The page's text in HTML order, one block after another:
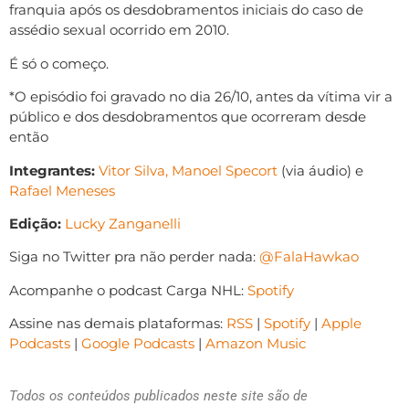
franquia após os desdobramentos iniciais do caso de
assédio sexual ocorrido em 2010.
É só o começo.
*O episódio foi gravado no dia 26/10, antes da vítima vir a
público e dos desdobramentos que ocorreram desde
então
Integrantes: Vitor Silva, Manoel Specort (via áudio) e
Rafael Meneses
Edição: Lucky Zanganelli
Siga no Twitter pra não perder nada: @FalaHawkao
Acompanhe o podcast Carga NHL: Spotify
Assine nas demais plataformas: RSS | Spotify | Apple
Podcasts | Google Podcasts | Amazon Music
Todos os conteúdos publicados neste site são de